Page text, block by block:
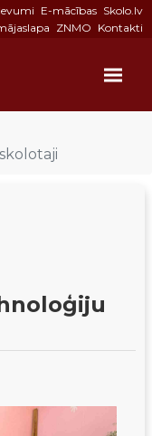
E-mācības Skolo.lv
ZNMO Kontakti